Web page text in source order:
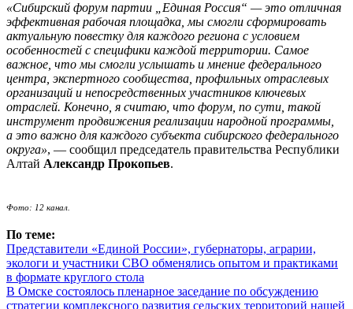
«Сибирский форум партии „Единая Россия“ — это отличная
эффективная рабочая площадка, мы смогли сформировать
актуальную повестку для каждого региона с условием
особенностей с специфики каждой территории. Самое
важное, что мы смогли услышать и мнение федерального
центра, экспертного сообщества, профильных отраслевых
организаций и непосредственных участников ключевых
отраслей. Конечно, я считаю, что форум, по сути, такой
инструмент продвижения реализации народной программы,
а это важно для каждого субъекта сибирского федерального
округа», — сообщил председатель правительства Республики
Алтай Александр Прокопьев.
Фото: 12 канал.
По теме:
Представители «Единой России», губернаторы, аграрии,
экологи и участники СВО обменялись опытом и практиками
в формате круглого стола
В Омске состоялось пленарное заседание по обсуждению
стратегии комплексного развития сельских территорий нашей